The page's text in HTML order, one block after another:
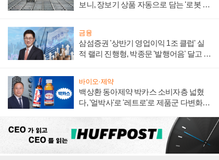
보니, 장보기 상품 자동으로 담는 '로봇 40
금융
삼섬증권 '상반기 영업이익 1조 클럽' 실
적 랠리 진행형, 박종문 '발행어음' 달고 연
바이오·제약
백상환 동아제약 박카스 소비자층 넓혔
다, '얼박사'로 '레트로'로 제품군 다변화